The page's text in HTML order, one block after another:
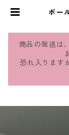
ボー
商品の発送は
恐れ入ります